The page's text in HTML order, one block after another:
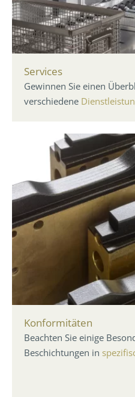
Services
Gewinnen Sie einen
verschiedene
Konformitäten
Beachten Sie einige
Beschichtungen in